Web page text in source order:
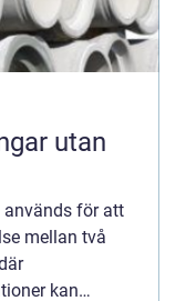
utan
för att
mellan två
kan